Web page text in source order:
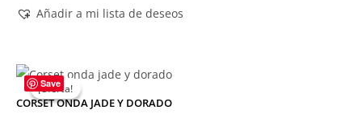
Añadir a mi lista de deseos
Save
¡Oferta!
¡Oferta!
CORSET ONDA JADE Y DORADO